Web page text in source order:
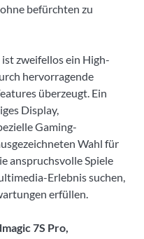
befürchten zu
ist zweifellos ein High-
hervorragende
überzeugt. Ein
Display,
Gaming-
Wahl für
anspruchsvolle Spiele
Erlebnis suchen,
erfüllen.
7S Pro,